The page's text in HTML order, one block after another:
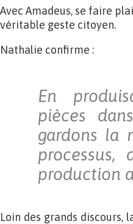
Avec Amadeus, se faire
véritable geste citoyen.
Nathalie confirme :
En
pièces
gardons la
processus,
production
Loin des grands discours,